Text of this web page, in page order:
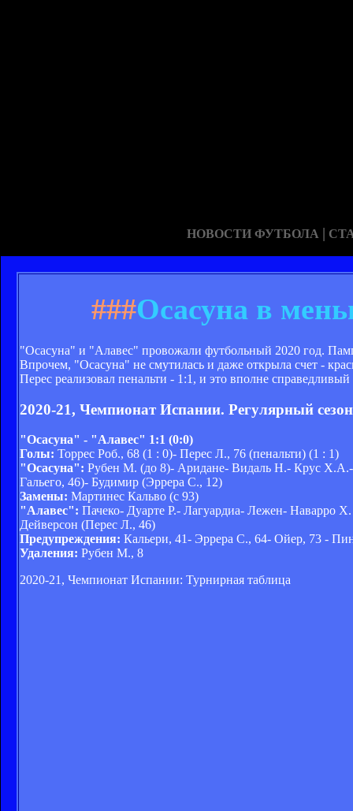
НОВОСТИ ФУТБОЛА |
###Осасуна в
"Осасуна" и "Алавес" провожали футбольный 2020 год.
Впрочем, "Осасуна" не смутилась и даже открыла счет -
Перес реализовал пенальти - 1:1, и это вполне справедливый
2020-21, Чемпионат Испании. Регулярный
"Осасуна" - "Алавес" 1:1 (0:0)
Голы: Торрес Роб., 68 (1 : 0)- Перес Л., 76 (пенальти) (1 : 1)
"Осасуна": Рубен М. (до 8)- Аридане- Видаль Н.- Крус Х.А.-
Гальего, 46)- Будимир (Эррера С., 12)
Замены: Мартинес Кальво (с 93)
"Алавес": Пачеко- Дуарте Р.- Лагуардиа- Лежен- Наварро
Дейверсон (Перес Л., 46)
Предупреждения: Кальери, 41- Эррера С., 64- Ойер, 73 -
Удаления: Рубен М., 8
2020-21, Чемпионат Испании: Турнирная таблица